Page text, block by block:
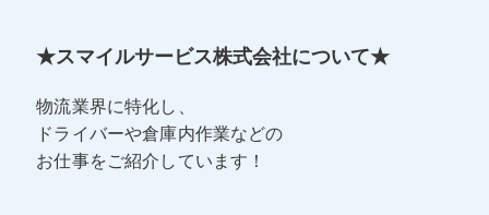
★スマイルサービス株式会社について★
物流業界に特化し、
ドライバーや倉庫内作業などの
お仕事をご紹介しています！